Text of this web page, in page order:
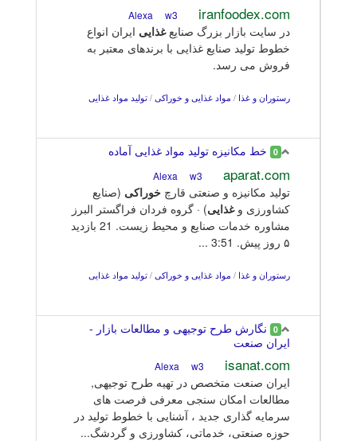
iranfoodex.com
w3
در سایت بازار بزرگ صنایعغذایی ایران انواع
خطوط تولید صنایع غذایی با برندهای معتبر به
فروش می رسد.
رستوران و غذا / مواد غذایی و خوراکی / تولید مواد غذایی
0 خط مکانیزه تولید مواد غذایی آماده
aparat.com
w3
تولید مکانیزه و صنعتی قارچ خوراکی (صنایع
کشاورزی وغذایی) · گروه فردان فراگستر البرز
مشاوره خدمات صنایع و محیط زیست. 21 بازدید
۵ روز پیش. 3:51 ...
رستوران و غذا / مواد غذایی و خوراکی / تولید مواد غذایی
0 نگارش طرح توجیهی و مطالعات بازار -
ایران صنعت
isanat.com
w3
ایران صنعت متخصص در تهیه طرح توجیهی,
مطالعات امکان سنجی معرفی فرصت های
سرمایه گذاری جدید ، آشنایی با خطوط تولید در
حوزه صنعتی، خدماتی، کشاورزی و گردشگ...